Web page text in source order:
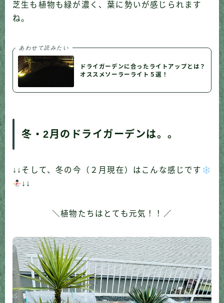
芝生も植物も緑が濃く、葉に勢いが感じられます
ね。
あわせて読みたい
ドライガーデンに合ったライトアップとは？
オススメソーラーライト５選！
冬・2月のドライガーデンは。。
↓↓そして、冬の今（２月現在）はこんな感じです
↓↓
＼植物たちはとても元気！！／